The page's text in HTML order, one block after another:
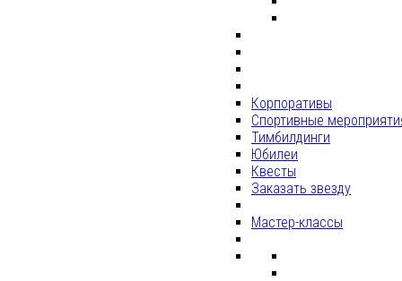
Корпоративы
Спортивные
Тимбилдинги
Юбилеи
Квесты
Заказать звезду
Мастер-классы